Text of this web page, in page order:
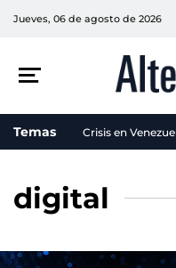
Jueves, 06 de agosto de 2026
Temas Crisis en
digital